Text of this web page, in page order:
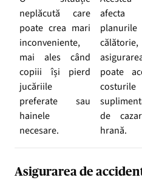
neplăcută care
poate crea mari
inconveniente,
mai ales când
copiii își pierd
jucăriile
preferate sau
hainele
necesare.
afecta
poate
costurile
de
hrană.
Asigurarea de